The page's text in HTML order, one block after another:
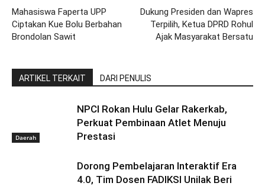
Mahasiswa Faperta UPP
Ciptakan Kue Bolu Berbahan
Brondolan Sawit
Dukung Presiden dan Wapres
Terpilih, Ketua DPRD Rohul
Ajak Masyarakat Bersatu
ARTIKEL TERKAIT DARI PENULIS
Daerah
NPCI Rokan Hulu Gelar Rakerkab,
Perkuat Pembinaan Atlet Menuju
Prestasi
Dorong Pembelajaran Interaktif Era
4.0, Tim Dosen FADIKSI Unilak Beri